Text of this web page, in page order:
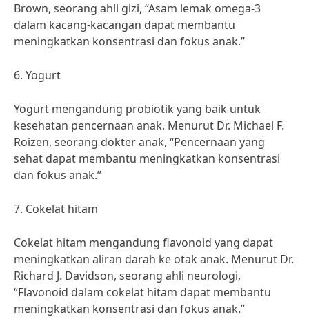
Brown, seorang ahli gizi, “Asam lemak omega-3
dalam kacang-kacangan dapat membantu
meningkatkan konsentrasi dan fokus anak.”
6. Yogurt
Yogurt mengandung probiotik yang baik untuk
kesehatan pencernaan anak. Menurut Dr. Michael F.
Roizen, seorang dokter anak, “Pencernaan yang
sehat dapat membantu meningkatkan konsentrasi
dan fokus anak.”
7. Cokelat hitam
Cokelat hitam mengandung flavonoid yang dapat
meningkatkan aliran darah ke otak anak. Menurut Dr.
Richard J. Davidson, seorang ahli neurologi,
“Flavonoid dalam cokelat hitam dapat membantu
meningkatkan konsentrasi dan fokus anak.”